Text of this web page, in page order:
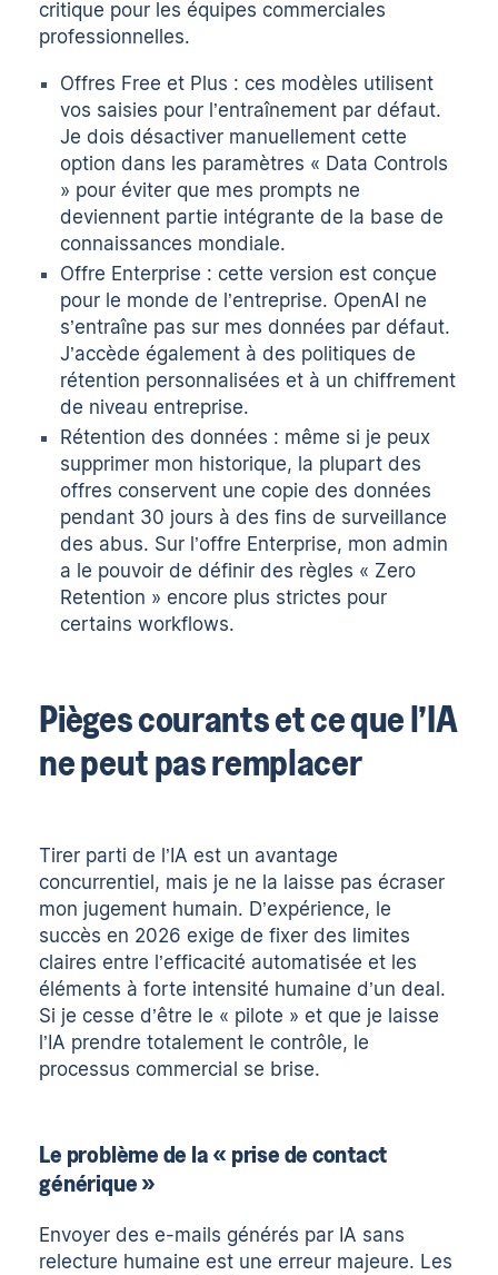
critique pour les équipes commerciales
professionnelles.
Offres Free et Plus : ces modèles utilisent
vos saisies pour l’entraînement par défaut.
Je dois désactiver manuellement cette
option dans les paramètres « Data Controls
» pour éviter que mes prompts ne
deviennent partie intégrante de la base de
connaissances mondiale.
Offre Enterprise : cette version est conçue
pour le monde de l’entreprise. OpenAI ne
s’entraîne pas sur mes données par défaut.
J’accède également à des politiques de
rétention personnalisées et à un chiffrement
de niveau entreprise.
Rétention des données : même si je peux
supprimer mon historique, la plupart des
offres conservent une copie des données
pendant 30 jours à des fins de surveillance
des abus. Sur l’offre Enterprise, mon admin
a le pouvoir de définir des règles « Zero
Retention » encore plus strictes pour
certains workflows.
Pièges courants et ce que l’IA
ne peut pas remplacer
Tirer parti de l’IA est un avantage
concurrentiel, mais je ne la laisse pas écraser
mon jugement humain. D’expérience, le
succès en 2026 exige de fixer des limites
claires entre l’efficacité automatisée et les
éléments à forte intensité humaine d’un deal.
Si je cesse d’être le « pilote » et que je laisse
l’IA prendre totalement le contrôle, le
processus commercial se brise.
Le problème de la « prise de contact
générique »
Envoyer des e-mails générés par IA sans
relecture humaine est une erreur majeure. Les